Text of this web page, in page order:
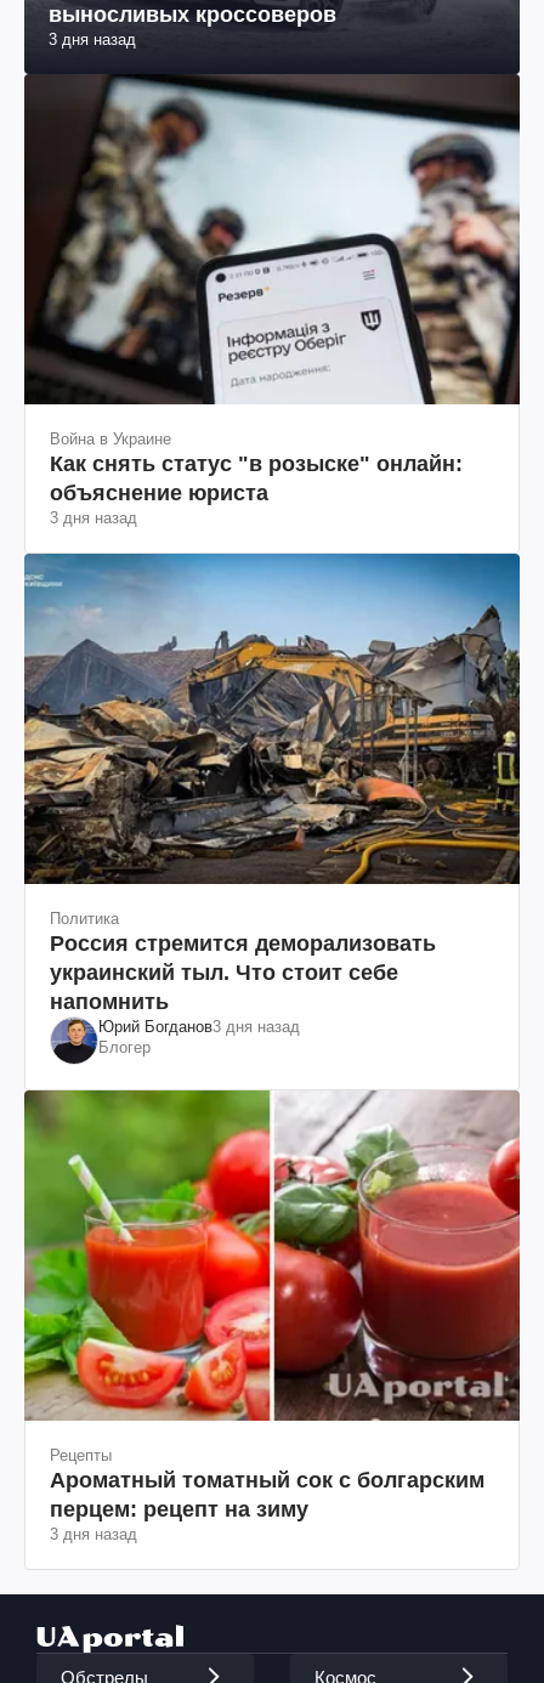
выносливых кроссоверов
3 дня назад
Война в Украине
Как снять статус "в розыске" онлайн:
объяснение юриста
3 дня назад
Политика
Россия стремится деморализовать
украинский тыл. Что стоит себе
напомнить
Юрий Богданов3 дня назад
Блогер
Рецепты
Ароматный томатный сок с болгарским
перцем: рецепт на зиму
3 дня назад
Обстрелы Космос